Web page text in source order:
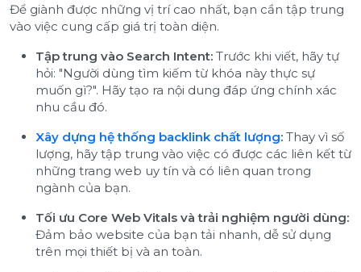
Để giành được những vị trí cao nhất, bạn cần tập trung
vào việc cung cấp giá trị toàn diện.
Tập trung vào Search Intent: Trước khi viết, hãy tự
hỏi: "Người dùng tìm kiếm từ khóa này thực sự
muốn gì?". Hãy tạo ra nội dung đáp ứng chính xác
nhu cầu đó.
Xây dựng hệ thống backlink chất lượng: Thay vì số
lượng, hãy tập trung vào việc có được các liên kết từ
những trang web uy tín và có liên quan trong
ngành của bạn.
Tối ưu Core Web Vitals và trải nghiệm người dùng:
Đảm bảo website của bạn tải nhanh, dễ sử dụng
trên mọi thiết bị và an toàn.